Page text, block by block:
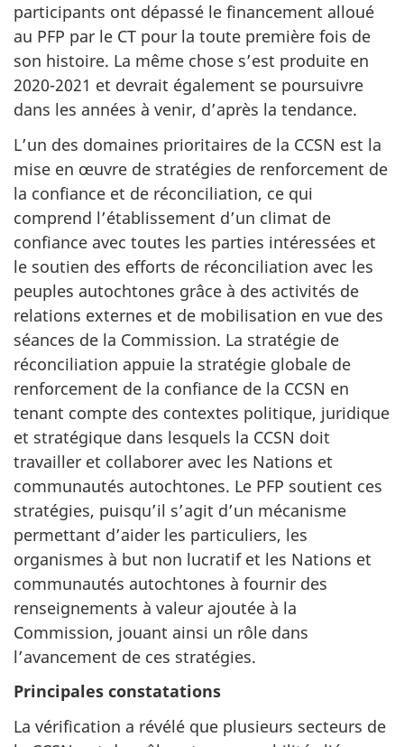
participants ont dépassé le financement alloué
au PFP par le CT pour la toute première fois de
son histoire. La même chose s’est produite en
2020-2021 et devrait également se poursuivre
dans les années à venir, d’après la tendance.
L’un des domaines prioritaires de la CCSN est la
mise en œuvre de stratégies de renforcement de
la confiance et de réconciliation, ce qui
comprend l’établissement d’un climat de
confiance avec toutes les parties intéressées et
le soutien des efforts de réconciliation avec les
peuples autochtones grâce à des activités de
relations externes et de mobilisation en vue des
séances de la Commission. La stratégie de
réconciliation appuie la stratégie globale de
renforcement de la confiance de la CCSN en
tenant compte des contextes politique, juridique
et stratégique dans lesquels la CCSN doit
travailler et collaborer avec les Nations et
communautés autochtones. Le PFP soutient ces
stratégies, puisqu’il s’agit d’un mécanisme
permettant d’aider les particuliers, les
organismes à but non lucratif et les Nations et
communautés autochtones à fournir des
renseignements à valeur ajoutée à la
Commission, jouant ainsi un rôle dans
l’avancement de ces stratégies.
Principales constatations
La vérification a révélé que plusieurs secteurs de